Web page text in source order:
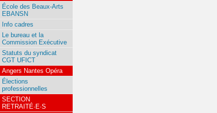
École des Beaux-Arts
EBANSN
Info cadres
Le bureau et la
Commission Exécutive
Statuts du syndicat
CGT UFICT
Angers Nantes Opéra
Élections
professionnelles
SECTION
RETRAITÉ·E·S